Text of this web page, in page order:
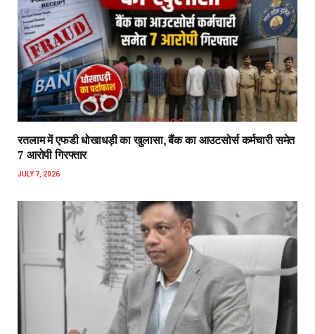
रतलाम में एफडी धोखाधड़ी का खुलासा, बैंक का आउटसोर्स कर्मचारी समेत
7 आरोपी गिरफ्तार
JULY 7, 2026